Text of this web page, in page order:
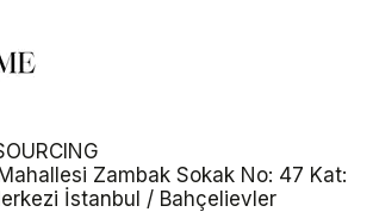
Zambak Sokak No: 47 Kat:
İstanbul / Bahçelievler